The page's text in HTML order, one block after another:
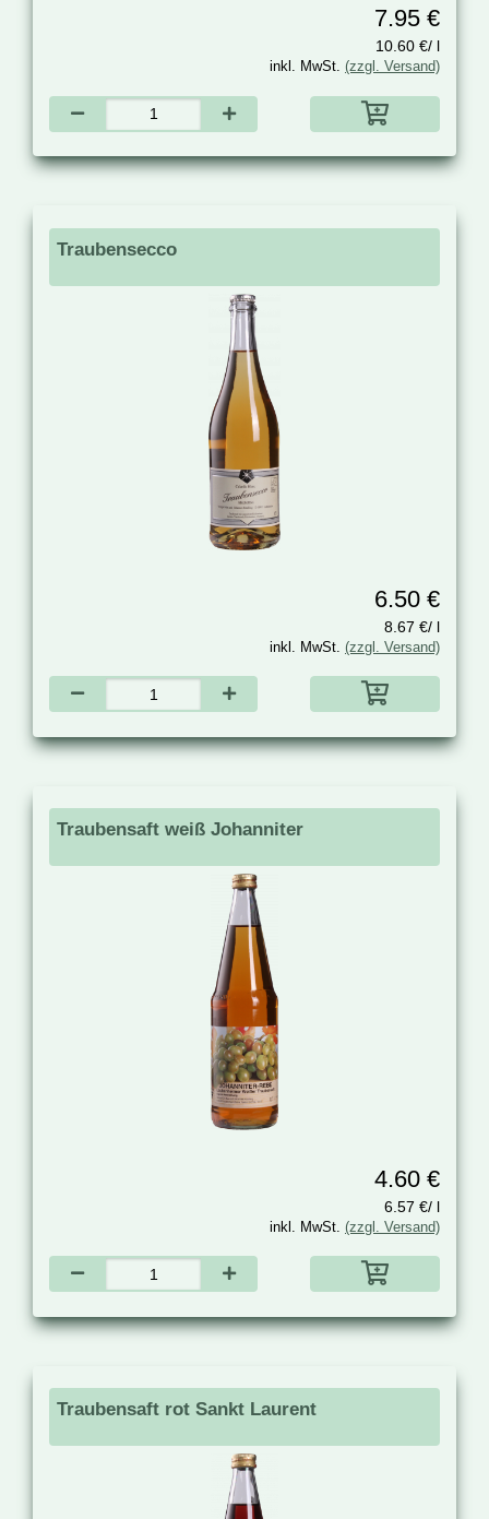
7.95 €
10.60 €/ l
inkl. MwSt. (zzgl. Versand)
Traubensecco
6.50 €
8.67 €/ l
inkl. MwSt. (zzgl. Versand)
Traubensaft weiß Johanniter
4.60 €
6.57 €/ l
inkl. MwSt. (zzgl. Versand)
Traubensaft rot Sankt Laurent